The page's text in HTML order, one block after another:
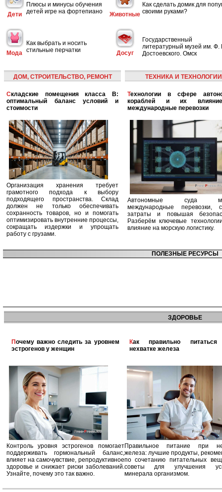
Дети
Плюсы и минусы обучения
детей игре на фортепиано
Животные
Как сделать домик для
своими руками?
Мода
Как выбрать и носить
стильные перчатки
Досуг
Государственный
литературный музей им. Ф.
Достоевского. Омск
ДОМ, СТРОИТЕЛЬСТВО, РЕМОНТ
Складские помещения класса B:
оптимальный баланс условий и
стоимости
Организация хранения требует
грамотного подхода к выбору
подходящего пространства. Склад
должен не только обеспечивать
сохранность товаров, но и помогать
оптимизировать внутренние процессы,
сокращать издержки и упрощать
работу с грузами.
ТЕХНИКА И ТЕХНОЛОГИИ
Технологии в сфере автономных
кораблей и их
международные перевозки
Автономные суда
международные перевозки,
затраты и повышая
Разберём ключевые
влияние на морскую логистику.
ПОЛЕЗНЫЕ РЕСУРСЫ
ЗДОРОВЬЕ
Почему важно следить за уровнем
эстрогенов у женщин
Контроль уровня эстрогенов помогает
поддерживать гормональный баланс,
влияет на самочувствие, репродуктивное
здоровье и снижает риски заболеваний.
Узнайте, почему это так важно.
Как правильно питаться при
нехватке железа
Правильное питание при
железа: лучшие продукты,
по сочетанию питательных
советы для улучшения
минерала организмом.